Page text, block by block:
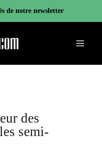
de notre newsletter
Menu
des
semi-